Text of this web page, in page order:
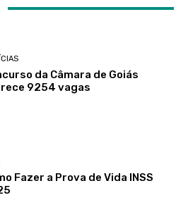
da Câmara de Goiás
9254 vagas
Fazer a Prova de Vida INSS